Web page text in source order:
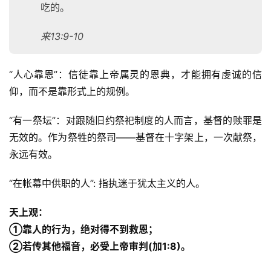
吃的。
来13:9-10
“人心靠恩”：信徒靠上帝属灵的恩典，才能拥有虔诚的信
仰，而不是靠形式上的规例。
“有一祭坛”：对跟随旧约祭祀制度的人而言，基督的赎罪是
无效的。作为祭牲的祭司——基督在十字架上，一次献祭，
永远有效。
“在帐幕中供职的人”: 指执迷于犹太主义的人。
天上观：
①靠人的行为，绝对得不到救恩；
②若传其他福音，必受上帝审判(加1:8)。